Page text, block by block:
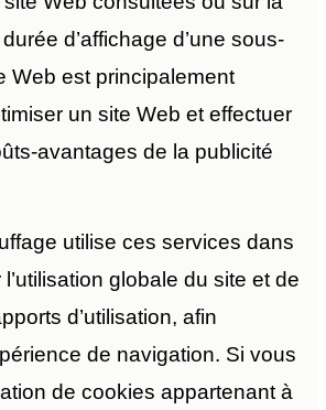
d’affichage d’une sous-
Web est principalement
un site Web et effectuer
avantages de la publicité
utilise ces services dans
l’utilisation globale du site et de
d’utilisation, afin
de navigation. Si vous
de cookies appartenant à